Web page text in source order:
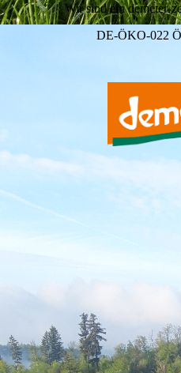
Wir sind ein demeter-
DE-ÖKO-022